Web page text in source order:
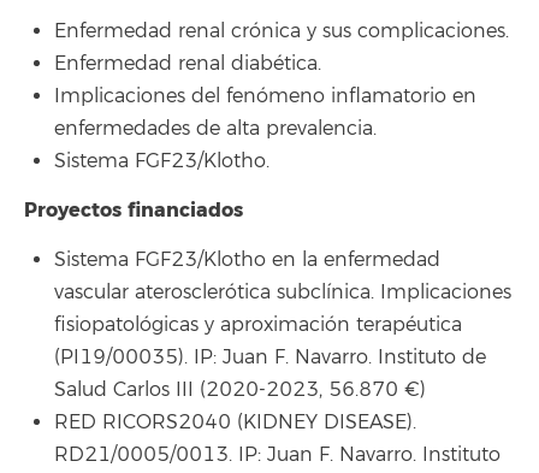
Enfermedad renal crónica y sus complicaciones.
Enfermedad renal diabética.
Implicaciones del fenómeno inflamatorio en
enfermedades de alta prevalencia.
Sistema FGF23/Klotho.
Proyectos financiados
Sistema FGF23/Klotho en la enfermedad
vascular aterosclerótica subclínica. Implicaciones
fisiopatológicas y aproximación terapéutica
(PI19/00035). IP: Juan F. Navarro. Instituto de
Salud Carlos III (2020-2023, 56.870 €)
RED RICORS2040 (KIDNEY DISEASE).
RD21/0005/0013. IP: Juan F. Navarro. Instituto